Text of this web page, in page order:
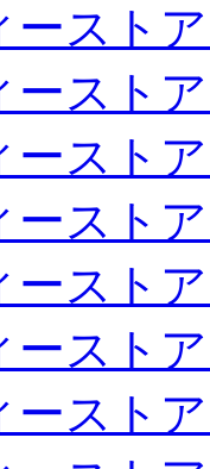
ースト
ースト
ースト
ースト
ースト
ースト
ースト